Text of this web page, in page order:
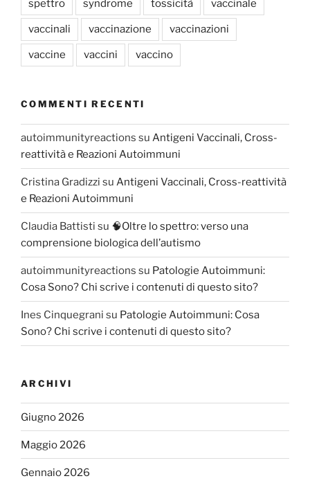
spettro syndrome tossicità vaccinale
vaccinali vaccinazione vaccinazioni
vaccine vaccini vaccino
COMMENTI RECENTI
autoimmunityreactions su Antigeni Vaccinali, Cross-
reattività e Reazioni Autoimmuni
Cristina Gradizzi su Antigeni Vaccinali, Cross-reattività
e Reazioni Autoimmuni
Claudia Battisti su 🧠Oltre lo spettro: verso una
comprensione biologica dell’autismo
autoimmunityreactions su Patologie Autoimmuni:
Cosa Sono? Chi scrive i contenuti di questo sito?
Ines Cinquegrani su Patologie Autoimmuni: Cosa
Sono? Chi scrive i contenuti di questo sito?
ARCHIVI
Giugno 2026
Maggio 2026
Gennaio 2026